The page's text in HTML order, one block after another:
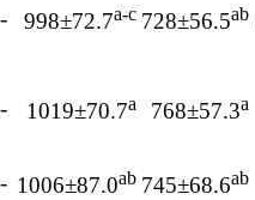
728±56.5ab
998±72.7a-c
-13
768±57.3a
1019±70.7a
-15
745±68.6ab
1006±87.0ab
-18